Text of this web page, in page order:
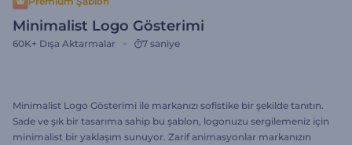
Minimalist Logo Gösterimi
60K+ Dışa Aktarmalar 7 saniye
Minimalist Logo Gösterimi ile markanızı sofistike bir şekilde tanıtın.
Sade ve şık bir tasarıma sahip bu şablon, logonuzu sergilemeniz için
minimalist bir yaklaşım sunuyor. Zarif animasyonlar markanızın